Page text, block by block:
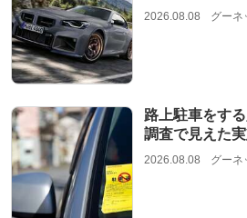
2026.08.08 グーネ
路上駐車をす
調査で見えた
2026.08.08 グーネ